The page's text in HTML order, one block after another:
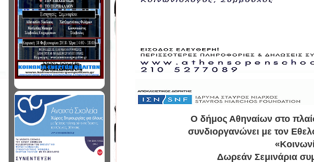
Ο δήμος Αθηναίων στο
συνδιοργανώνει με τον
Δωρεάν Σεμινάρια